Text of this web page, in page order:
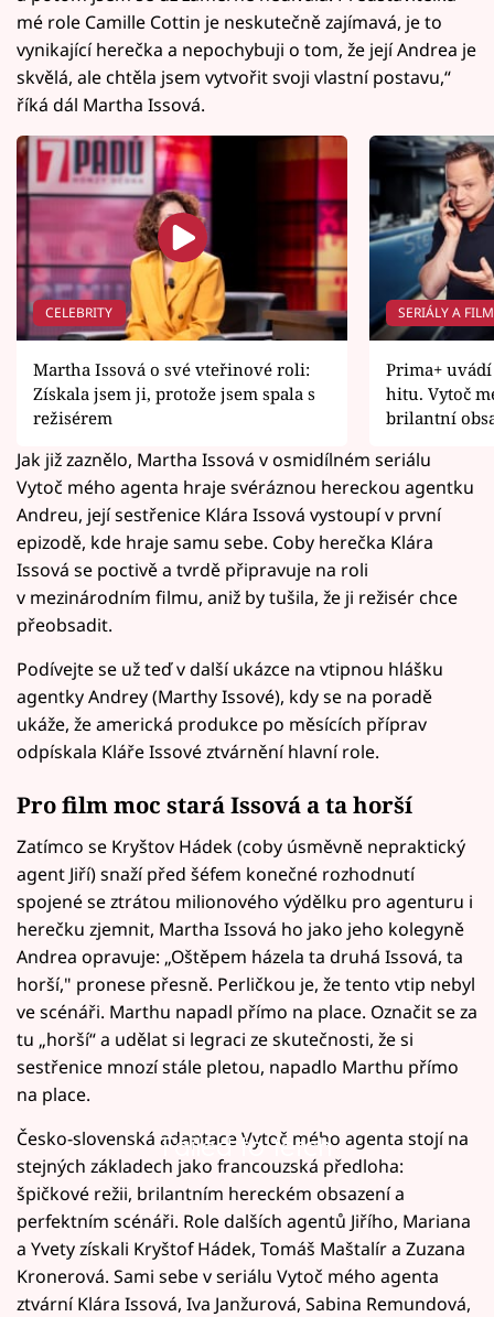
mé role Camille Cottin je neskutečně zajímavá, je to
vynikající herečka a nepochybuji o tom, že její Andrea je
skvělá, ale chtěla jsem vytvořit svoji vlastní postavu,“
říká dál Martha Issová.
CELEBRITY
Martha Issová o své vteřinové roli:
Získala jsem ji, protože jsem spala s
režisérem
SERIÁLY A
Prima+
hitu. Vytoč
brilantní
Jak již zaznělo, Martha Issová v osmidílném seriálu
Vytoč mého agenta hraje svéráznou hereckou agentku
Andreu, její sestřenice Klára Issová vystoupí v první
epizodě, kde hraje samu sebe. Coby herečka Klára
Issová se poctivě a tvrdě připravuje na roli
v mezinárodním filmu, aniž by tušila, že ji režisér chce
přeobsadit.
Podívejte se už teď v další ukázce na vtipnou hlášku
agentky Andrey (Marthy Issové), kdy se na poradě
ukáže, že americká produkce po měsících příprav
odpískala Kláře Issové ztvárnění hlavní role.
Pro film moc stará Issová a ta horší
Zatímco se Kryštov Hádek (coby úsměvně nepraktický
agent Jiří) snaží před šéfem konečné rozhodnutí
spojené se ztrátou milionového výdělku pro agenturu i
herečku zjemnit, Martha Issová ho jako jeho kolegyně
Andrea opravuje: „Oštěpem házela ta druhá Issová, ta
horší," pronese přesně. Perličkou je, že tento vtip nebyl
ve scénáři. Marthu napadl přímo na place. Označit se za
tu „horší“ a udělat si legraci ze skutečnosti, že si
sestřenice mnozí stále pletou, napadlo Marthu přímo
na place.
Failed to fetch
Česko-slovenská adaptace Vytoč mého agenta stojí na
stejných základech jako francouzská předloha:
špičkové režii, brilantním hereckém obsazení a
perfektním scénáři. Role dalších agentů Jiřího, Mariana
a Yvety získali Kryštof Hádek, Tomáš Maštalír a Zuzana
Kronerová. Sami sebe v seriálu Vytoč mého agenta
ztvární Klára Issová, Iva Janžurová, Sabina Remundová,